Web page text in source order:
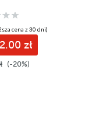
cena z 30 dni)
zł
(-20%)